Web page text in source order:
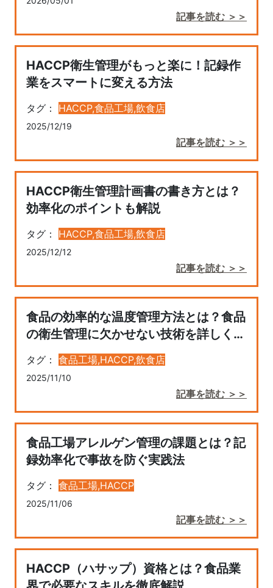
記事を読む ＞＞
HACCP衛生管理がもっと楽に！記録作
業をスマートに変える方法
タグ： HACCP,食品工場,飲食店
2025/12/19
記事を読む ＞＞
HACCP衛生管理計画書の書き方とは？
効率化のポイントも解説
タグ： HACCP,食品工場,飲食店
2025/12/12
記事を読む ＞＞
食品の効率的な温度管理方法とは？食品
の衛生管理に欠かせない技術を詳しく解
タグ： 食品工場,HACCP,飲食店
2025/11/10
記事を読む ＞＞
食品工場アレルゲン管理の課題とは？記
録効率化で事故を防ぐ実践法
タグ： 食品工場,HACCP
2025/11/06
記事を読む ＞＞
HACCP（ハサップ）資格とは？食品業